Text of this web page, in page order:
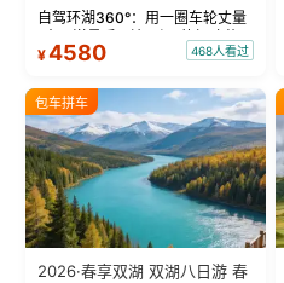
物！
自驾环湖360°：用一圈车轮丈量
“大西洋最后一滴眼泪”的极致蔚
蓝。 赛湖旅拍：甄选多款风格服
绝美瞬间。 赛湖坦克300跟车视
频：专业摄影师...
¥4580 468人看过
包车拼车
2026·春享双湖 双湖八日游 春